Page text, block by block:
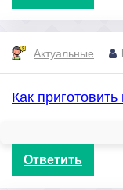
Актуальные
Как
Ответить